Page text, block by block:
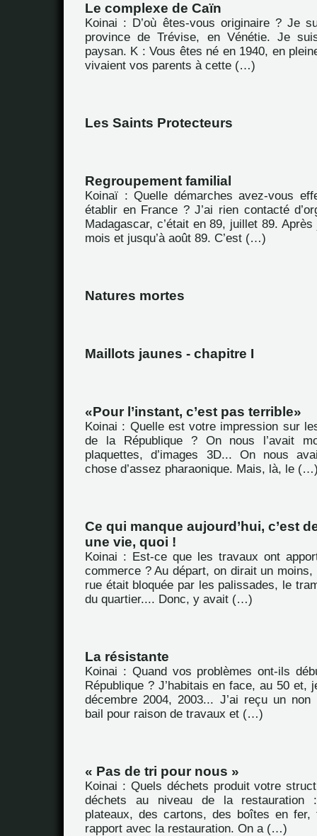
Le complexe de Caïn
Koinai : D’où êtes-vous originaire ? Je
province de Trévise, en Vénétie. Je
paysan. K : Vous êtes né en 1940, en
vivaient vos parents à cette (…)
Les Saints Protecteurs
Regroupement familial
Koinaï : Quelle démarches avez-vous
établir en France ? J’ai rien contacté
Madagascar, c’était en 89, juillet 89.
mois et jusqu’à août 89. C’est (…)
Natures mortes
Maillots jaunes - chapitre I
Pour l’instant, c’est pas terrible
Koinai : Quelle est votre impression sur
de la République ? On nous l’avait
plaquettes, d’images 3D... On nous
chose d’assez pharaonique. Mais, là, le
Ce qui manque aujourd’hui, c’est
une vie, quoi !
Koinai : Est-ce que les travaux ont
commerce ? Au départ, on dirait un moins,
rue était bloquée par les palissades, le
du quartier.... Donc, y avait (…)
La résistante
Koinai : Quand vos problèmes ont-ils
République ? J’habitais en face, au 50 et,
décembre 2004, 2003... J’ai reçu un non
bail pour raison de travaux et (…)
« Pas de tri pour nous »
Koinai : Quels déchets produit votre
déchets au niveau de la
plateaux, des cartons, des boîtes en
rapport avec la restauration. On a (…)